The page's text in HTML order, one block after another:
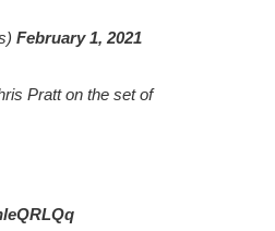
February 1, 2021
Pratt on the set of